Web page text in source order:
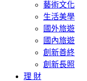
藝術文化
生活美學
國外旅遊
國內旅遊
創新善終
創新長照
理 財